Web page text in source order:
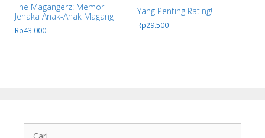
The Magangerz: Memori
Jenaka Anak-Anak Magang
Rp43.000
Yang Penting Rating!
Rp29.500